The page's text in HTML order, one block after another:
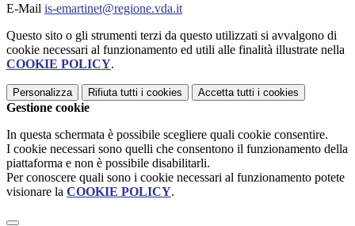
E-Mail is-emartinet@regione.vda.it
Questo sito o gli strumenti terzi da questo utilizzati si avvalgono di
cookie necessari al funzionamento ed utili alle finalità illustrate nella
COOKIE POLICY.
Personalizza Rifiuta tutti i cookies Accetta tutti i cookies
Gestione cookie
In questa schermata è possibile scegliere quali cookie consentire.
I cookie necessari sono quelli che consentono il funzionamento della
piattaforma e non è possibile disabilitarli.
Per conoscere quali sono i cookie necessari al funzionamento potete
visionare la COOKIE POLICY.